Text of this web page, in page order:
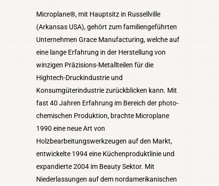
Microplane®, mit Hauptsitz in Russellville
(Arkansas USA), gehört zum familiengeführten
Unternehmen Grace Manufacturing, welche auf
eine lange Erfahrung in der Herstellung von
winzigen Präzisions-Metallteilen für die
Hightech-Druckindustrie und
Konsumgüterindustrie zurückblicken kann. Mit
fast 40 Jahren Erfahrung im Bereich der photo-
chemischen Produktion, brachte Microplane
1990 eine neue Art von
Holzbearbeitungswerkzeugen auf den Markt,
entwickelte 1994 eine Küchenproduktlinie und
expandierte 2004 im Beauty Sektor. Mit
Niederlassungen auf dem nordamerikanischen